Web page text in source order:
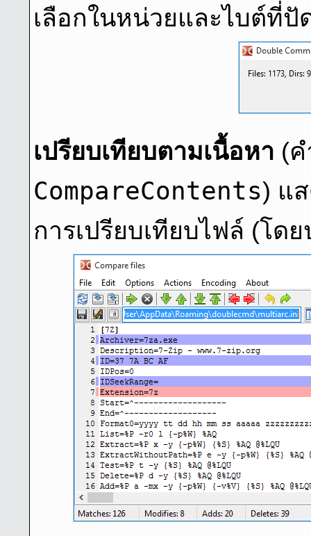
เลือกในหน่วยและไบต์ที่ปั
เปรียบเทียบตามเนื้อหา (คํ
CompareContents) แ
การเปรียบเทียบไฟล์ (โด